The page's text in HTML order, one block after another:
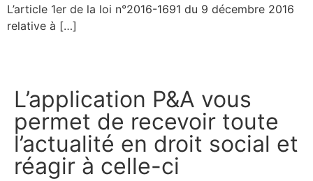
L’article 1er de la loi n°2016-1691 du 9 décembre 2016
relative à […]
L’application P&A vous
permet de recevoir toute
l’actualité en droit social et
réagir à celle-ci